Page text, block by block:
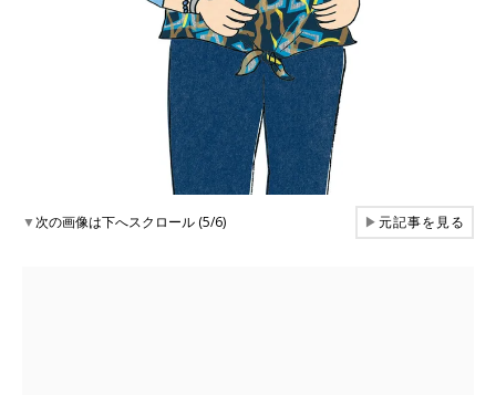
▼次の画像は下へスクロール (5/6) ▶元記事を見る